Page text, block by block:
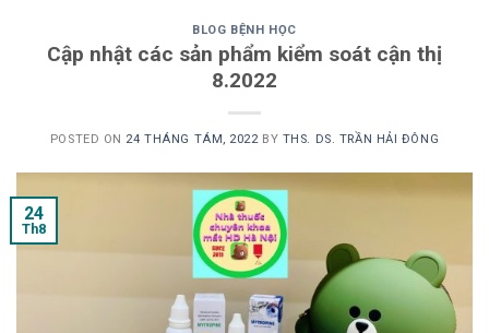
BLOG BỆNH HỌC
Cập nhật các sản phẩm kiểm soát cận thị
8.2022
POSTED ON 24 THÁNG TÁM, 2022BY THS. DS. TRẦN HẢI ĐÔNG
24
Th8